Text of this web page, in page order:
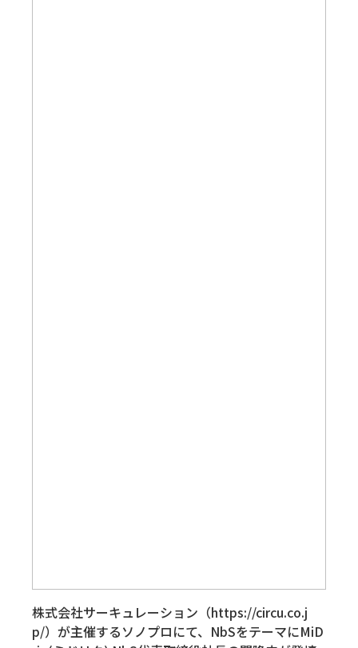
株式会社サーキュレーション（https://circu.co.j
p/）が主催するソノプロにて、NbSをテーマにMiD